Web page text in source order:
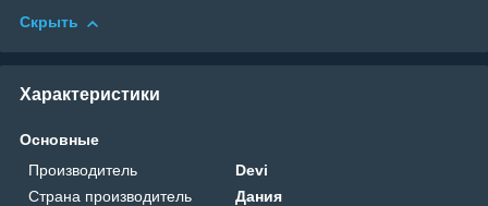
Скрыть
Характеристики
Основные
Производитель
Devi
Страна производитель
Дания